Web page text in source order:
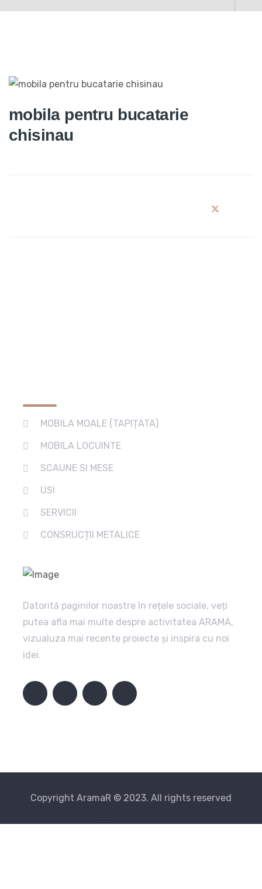
mobila pentru bucatarie
chisinau
MOBILA MOALE (TAPIȚATA)
MOBILA LOCUINTE
SCAUNE SI MESE
USI
SERVICII
CONSRUCȚII METALICE
Datorită paginilor noastre în rețele sociale, veți
putea afla mai multe despre activitatea ARAMA,
vizualuza mai recente proiecte și inspira cu noi
idei.
Copyright AramaR © 2023. All rights reserved